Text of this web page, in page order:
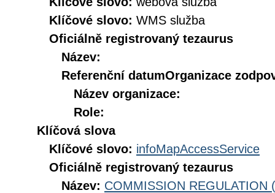
Klíčové slovo: WMS služba
Oficiálně registrovaný tezaurus
Název:
Referenční datumOrganizace
Název organizace:
Role:
Klíčová slova
Klíčové slovo: infoMapAccessService
Oficiálně registrovaný tezaurus
Název: COMMISSION REGULATION